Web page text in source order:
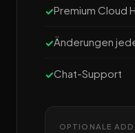
Premium Cloud
Änderungen
Chat-Support
OPTIONALE